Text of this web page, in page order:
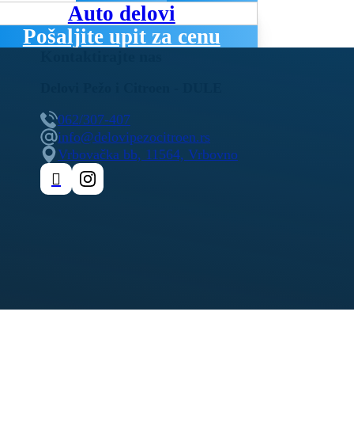
Auto delovi
Pošaljite upit za cenu
062/307-407
info@delovipezocitroen.rs
Vrbovačka bb, 11564, Vrbovno